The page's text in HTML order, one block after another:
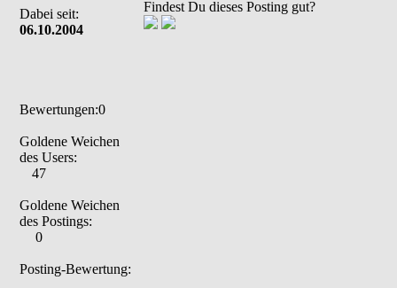
Dabei seit:
06.10.2004
Bewertungen:0
Goldene Weichen
des Users:
47
Goldene Weichen
des Postings:
0
Posting-Bewertung:
Findest Du dieses Posting gut?